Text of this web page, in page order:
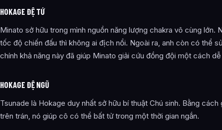
HOKAGE ĐỆ TỨ
Minato sở hữu trong mình nguồn năng lượng chakra vô cùng lớn.
tốc độ chiến đấu thì không ai địch nổi. Ngoài ra, anh còn có thể
chính khả năng này đã giúp Minato giải cứu đồng đội một cách
HOKAGE ĐỆ NGŨ
Tsunade là Hokage duy nhất sở hữu bí thuật Chú sinh. Bằng
trên trán, nó giúp cô có thể bất tử trong một thời gian ngắn.